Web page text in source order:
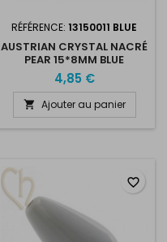
RÉFÉRENCE: 13150011 BLUE
AUSTRIAN CRYSTAL NACRÉ
PEAR 15*8MM BLUE
4,85 €
 Ajouter au panier
favorite_border